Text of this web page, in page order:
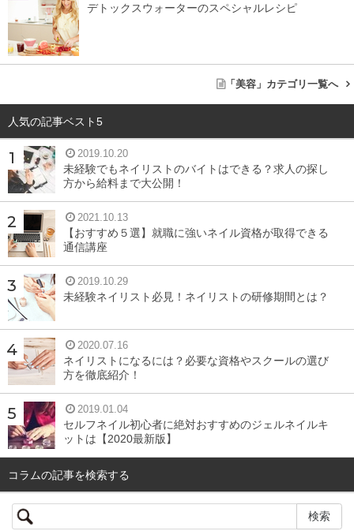
デトックスウォーターのスペシャルレシピ
「美容」カテゴリ一覧へ
人気の記事ベスト5
2019.10.20
未経験でもネイリストのバイトはできる？求人の探し
方から給料まで大公開！
2021.10.13
【おすすめ５選】就職に強いネイル資格が取得できる
通信講座
2019.10.29
未経験ネイリスト必見！ネイリストの研修期間とは？
2020.07.16
ネイリストになるには？必要な資格やスクールの選び
方を徹底紹介！
2019.01.04
セルフネイル初心者に絶対おすすめのジェルネイルキ
ットは【2020最新版】
コラムの記事を検索する